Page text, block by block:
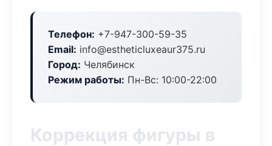
Телефон: +7-947-300-59-35
Email: info@estheticluxeaur375.ru
Город: Челябинск
Режим работы: Пн-Вс: 10:00-22:00
Коррекция фигуры в